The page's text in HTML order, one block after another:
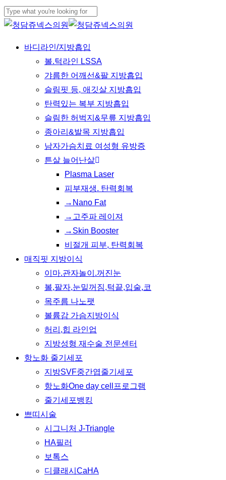
Skip
to
content
Close
Menu
바디라인/지방흡입
볼.턱라인 LSSA
갸름한 어깨선&팔 지방흡입
슬림핏 등, 애깃살 지방흡입
탄력있는 복부 지방흡입
슬림한 허벅지&무릎 지방흡입
종아리&발목 지방흡입
남자가슴치료 여성형 유방증
튼살 늘어난살
Plasma Laser
피부재생. 탄력회복
→Nano Fat
→고주파 레이져
→Skin Booster
비절개 피부, 탄력회복
매직핏 지방이식
이마.관자놀이.꺼진눈
볼,팔자,눈밑꺼짐,턱끝,입술,코
목주름 나노팻
볼륨감 가슴지방이식
허리,힙 라인업
지방성형 재수술 전문센터
항노화 줄기세포
지방SVF중간엽줄기세포
항노화One day cell프로그램
줄기세포뱅킹
쁘띠시술
시그니처 J-Triangle
HA필러
보톡스
디클래시CaHA